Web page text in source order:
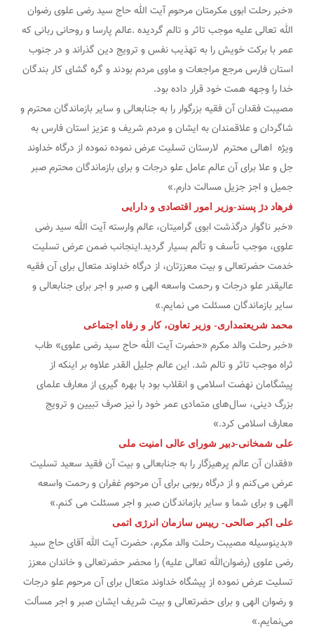
«خبر رحلت ابوی مکرمتان مرحوم آیت الله حاج سید رضی علوی رضوان
الله تعالی علیه موجب تاثر و تالم گردیده .عالم پارسا و روحانی ربانی که
عمر با برکت خویش را به تهذیب نفس و ترویج دین گذراند و در جنوب
استان فارس مرجع مراجعات و ماوی مردم بودند و گره گشای کار بندگان
خدا را وجهه همت خود قرار داده بود.
مصیبت فقدان آن فقیه بزرگوار را به جنابعالی و سایر بازماندگان محترم و
شاگردان و علاقمندان به ایشان و مردم شریف و عزیز استان فارس به
ویژه اهالی محترم لارستان تسلیت عرض نموده نموده از درگاه خداوند
جل و علا برای آن عالم عامل علو درجات و برای بازماندگان محترم صبر
جمیل و اجز جزیل مسالت دارم.»
فرهاد دژ پسند-وزیر امور اقتصادی و دارایی
«خبر ناگوار درگذشت ابوی گرامیتان، عالم وارسته آیت الله سید رضی
علوی، موجب تأسف و تألم بسیار گردید.اینجانب ضمن عرض تسلیت
خدمت حضرتعالی و بیت معززتان، از درگاه خداوند متعال برای آن فقیه
عالیقدر علو درجات و رحمت واسعه الهی و صبر و اجر برای جنابعالی و
سایر بازماندگان مسئلت می نمایم.»
محمد شریعتمداری- وزیر تعاون، کار و رفاه اجتماعی
«خبر رحلت والد مکرم «حضرت آیت الله حاج سید رضی علوی» طاب
ثراه موجب تاثر و تالم شد. این عالم جلیل القدر علاوه بر اینکه از
پیشگامان نهضت اسلامی و انقلاب بود با بهره گیری از معارف علمای
بزرگ دینی، سال‌های متمادی عمر خود را نیز صرف تبیین و ترویج
معارف اسلامی کرد.»
علی شمخانی-دبیر شورای عالی امنیت ملی
«فقدان آن عالم پرهیزگار را به جنابعالی و بیت آن فقید سعید تسلیت
عرض می‌کنم و از درگاه ربوبی برای آن مرحوم غفران و رحمت واسعه
الهی و برای شما و سایر بازماندگان صبر و اجر مسئلت می کنم.»
علی اکبر صالحی- رییس سازمان انرژی اتمی
«بدینوسیله مصیبت رحلت والد مکرم، حضرت آیت الله آقای حاج سید
رضی علوی (رضوان‌الله تعالی علیه) را محضر حضرتعالی و خاندان معزز
تسلیت عرض نموده از پیشگاه خداوند متعال برای آن مرحوم علو درجات
و رضوان الهی و برای حضرتعالی و بیت شریف ایشان صبر و اجر مسألت
می‌نمایم.»